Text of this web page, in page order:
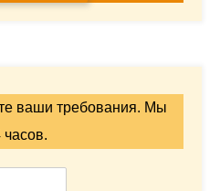
ваши требования. Мы
часов.